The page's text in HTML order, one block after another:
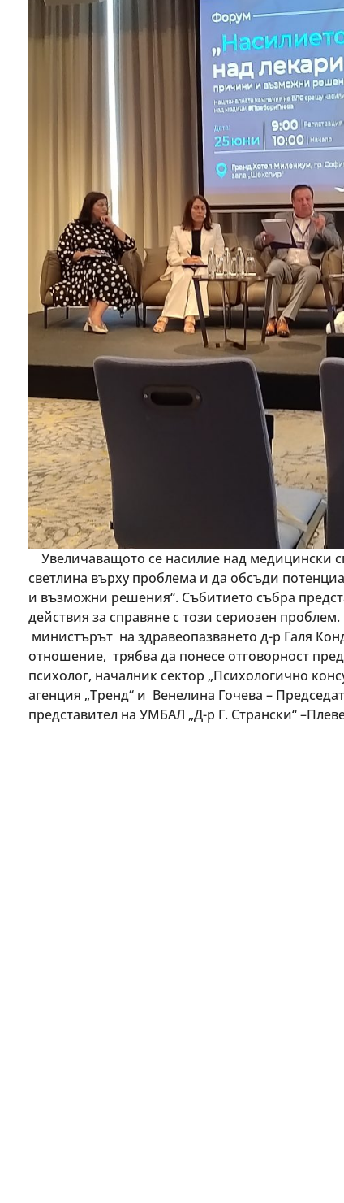
Увеличаващото се насилие над медицински
светлина върху проблема и да обсъди
и възможни решения“. Събитието събра
действия за справяне с този сериозен
министърът на здравеопазването д-р Галя
отношение, трябва да понесе отговорност
психолог, началник сектор „Психологично
агенция „Тренд“ и Венелина Гочева –
представител на УМБАЛ „Д-р Г. Странски“